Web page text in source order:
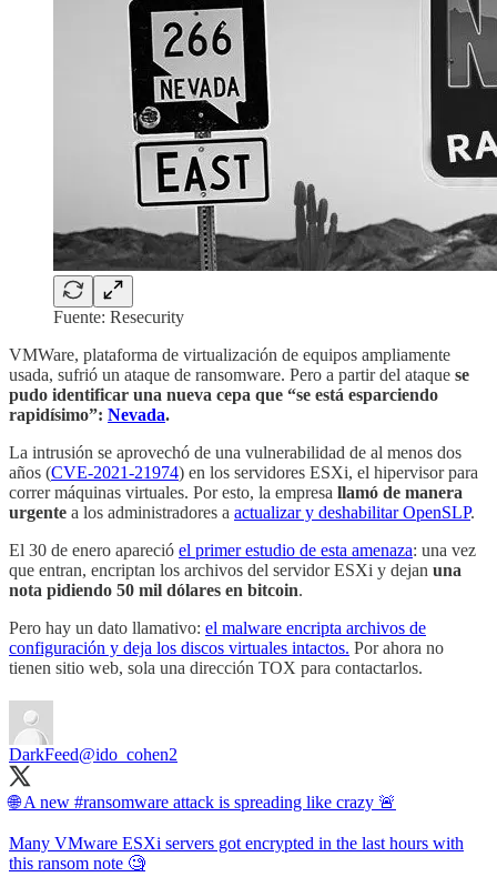
Fuente: Resecurity
VMWare, plataforma de virtualización de equipos ampliamente
usada, sufrió un ataque de ransomware. Pero a partir del ataque se
pudo identificar una nueva cepa que “se está esparciendo
rapidísimo”: Nevada.
La intrusión se aprovechó de una vulnerabilidad de al menos dos
años (CVE-2021-21974) en los servidores ESXi, el hipervisor para
correr máquinas virtuales. Por esto, la empresa llamó de manera
urgente a los administradores a actualizar y deshabilitar OpenSLP.
El 30 de enero apareció el primer estudio de esta amenaza: una vez
que entran, encriptan los archivos del servidor ESXi y dejan una
nota pidiendo 50 mil dólares en bitcoin.
Pero hay un dato llamativo: el malware encripta archivos de
configuración y deja los discos virtuales intactos. Por ahora no
tienen sitio web, sola una dirección TOX para contactarlos.
DarkFeed@ido_cohen2
🌐 A new #ransomware attack is spreading like crazy 🚨
Many VMware ESXi servers got encrypted in the last hours with
this ransom note 🧐